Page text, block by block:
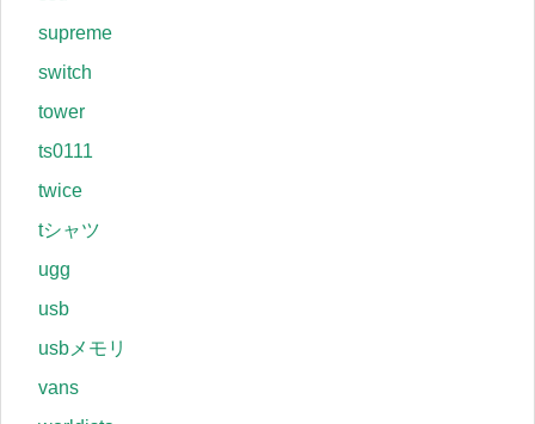
supreme
switch
tower
ts0111
twice
tシャツ
ugg
usb
usbメモリ
vans